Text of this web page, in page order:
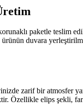
paketle teslim
ürünün duvara
zarif bir atmosfer
Özellikle elips şekli,